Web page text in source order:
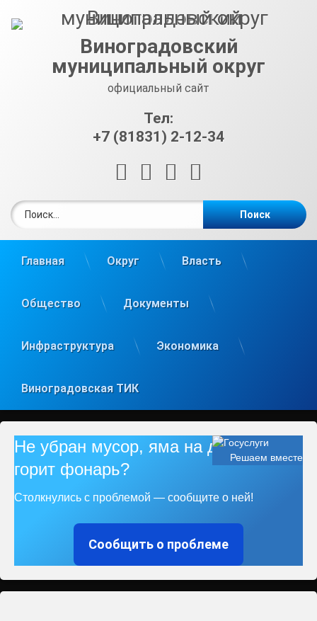
Виноградовский
муниципальный округ
официальный сайт
Тел:
+7 (81831) 2-12-34
RSS E-mailВКонтакте
Главная Округ Власть
Общество Документы
Инфраструктура Экономика
Виноградовская ТИК
Решаем вместе
Не убран мусор, яма на дороге, не
горит фонарь?
Столкнулись с проблемой — сообщите о ней!
Сообщить о проблеме